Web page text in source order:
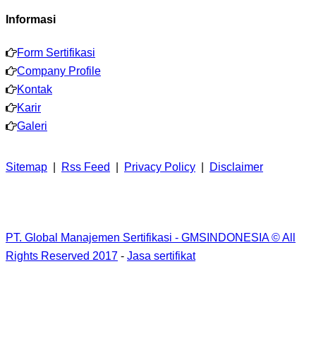
Informasi
Form Sertifikasi
Company Profile
Kontak
Karir
Galeri
Sitemap Rss Feed Privacy Policy Disclaimer
PT. Global Manajemen Sertifikasi - GMSINDONESIA © All
Rights Reserved 2017 - Jasa sertifikat